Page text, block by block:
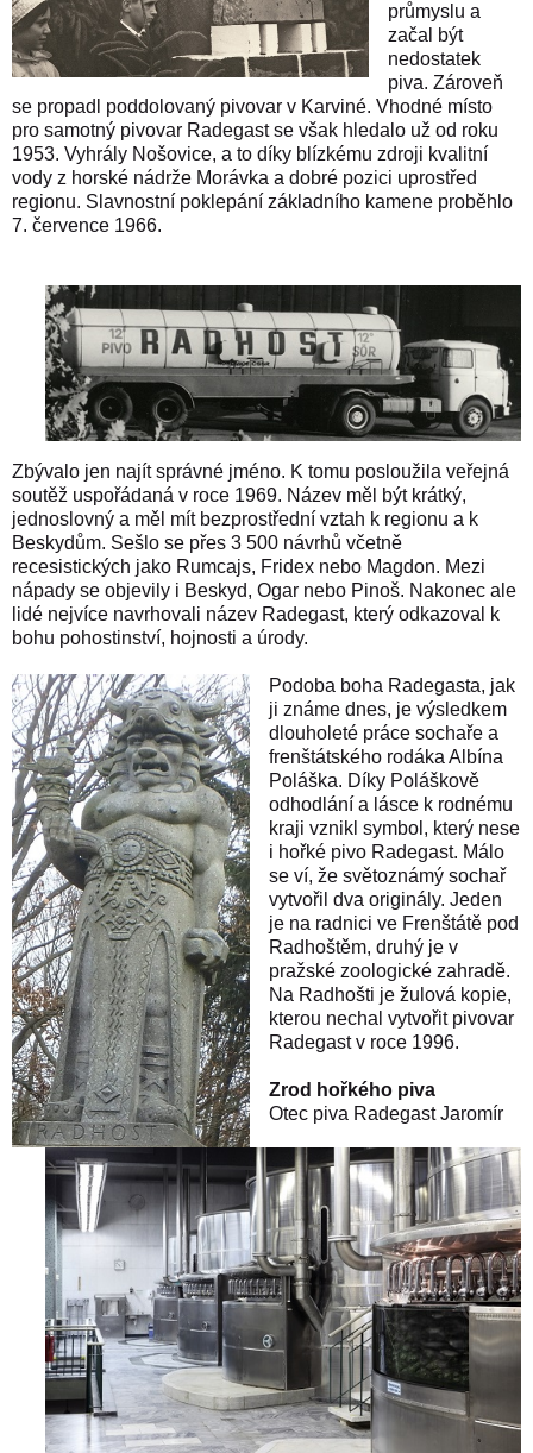
průmyslu a
začal být
nedostatek
piva. Zároveň
se propadl poddolovaný pivovar v Karviné. Vhodné místo
pro samotný pivovar Radegast se však hledalo už od roku
1953. Vyhrály Nošovice, a to díky blízkému zdroji kvalitní
vody z horské nádrže Morávka a dobré pozici uprostřed
regionu. Slavnostní poklepání základního kamene proběhlo
7. července 1966.
Zbývalo jen najít správné jméno. K tomu posloužila veřejná
soutěž uspořádaná v roce 1969. Název měl být krátký,
jednoslovný a měl mít bezprostřední vztah k regionu a k
Beskydům. Sešlo se přes 3 500 návrhů včetně
recesistických jako Rumcajs, Fridex nebo Magdon. Mezi
nápady se objevily i Beskyd, Ogar nebo Pinoš. Nakonec ale
lidé nejvíce navrhovali název Radegast, který odkazoval k
bohu pohostinství, hojnosti a úrody.
Podoba boha Radegasta, jak
ji známe dnes, je výsledkem
dlouholeté práce sochaře a
frenštátského rodáka Albína
Poláška. Díky Poláškově
odhodlání a lásce k rodnému
kraji vznikl symbol, který nese
i hořké pivo Radegast. Málo
se ví, že světoznámý sochař
vytvořil dva originály. Jeden
je na radnici ve Frenštátě pod
Radhoštěm, druhý je v
pražské zoologické zahradě.
Na Radhošti je žulová kopie,
kterou nechal vytvořit pivovar
Radegast v roce 1996.
Zrod hořkého piva
Otec piva Radegast Jaromír